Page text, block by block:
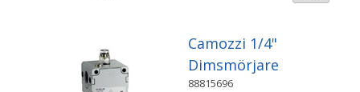
Camozzi 1/4"
Dimsmörjare
88815696